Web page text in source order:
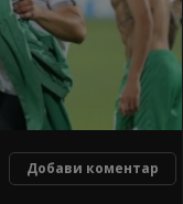
Добави коментар